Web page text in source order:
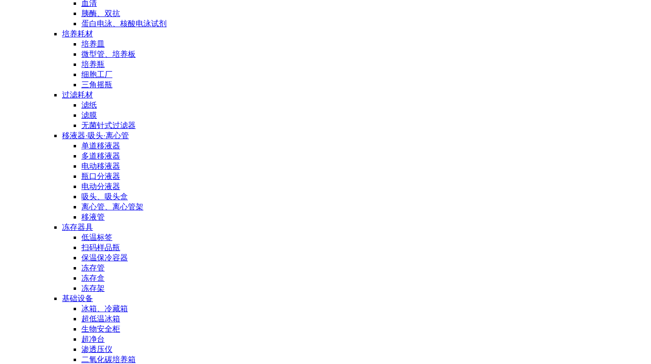
血清
胰酶、双抗
蛋白电泳、核酸电泳试剂
培养耗材
培养皿
微型管、培养板
培养瓶
细胞工厂
三角摇瓶
过滤耗材
滤纸
滤膜
无菌针式过滤器
移液器·吸头·离心管
单道移液器
多道移液器
电动移液器
瓶口分液器
电动分液器
吸头、吸头盒
离心管、离心管架
移液管
冻存器具
低温标签
扫码样品瓶
保温保冷容器
冻存管
冻存盒
冻存架
基础设备
冰箱、冷藏箱
超低温冰箱
生物安全柜
超净台
渗透压仪
二氧化碳培养箱